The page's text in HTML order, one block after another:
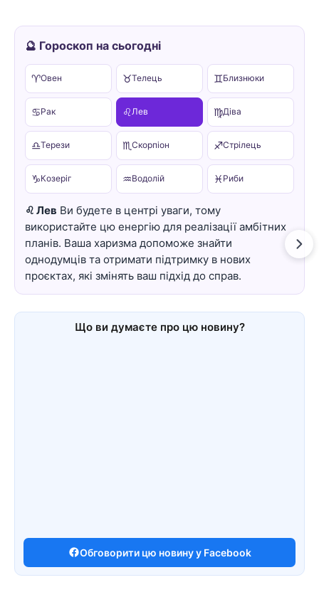
🔮 Гороскоп на сьогодні
♈Овен ♉Телець ♊Близнюки
♋Рак ♌Лев ♍Діва
♎Терези ♏ Скорпіон ♐Стрілець
♑Козеріг ♒Водолій ♓ Риби
♌ Лев Ви будете в центрі уваги, тому
використайте цю енергію для реалізації амбітних
планів. Ваша харизма допоможе знайти
однодумців та отримати підтримку в нових
проєктах, які змінять ваш підхід до справ.
Що ви думаєте про цю новину?
Обговорити цю новину у Facebook